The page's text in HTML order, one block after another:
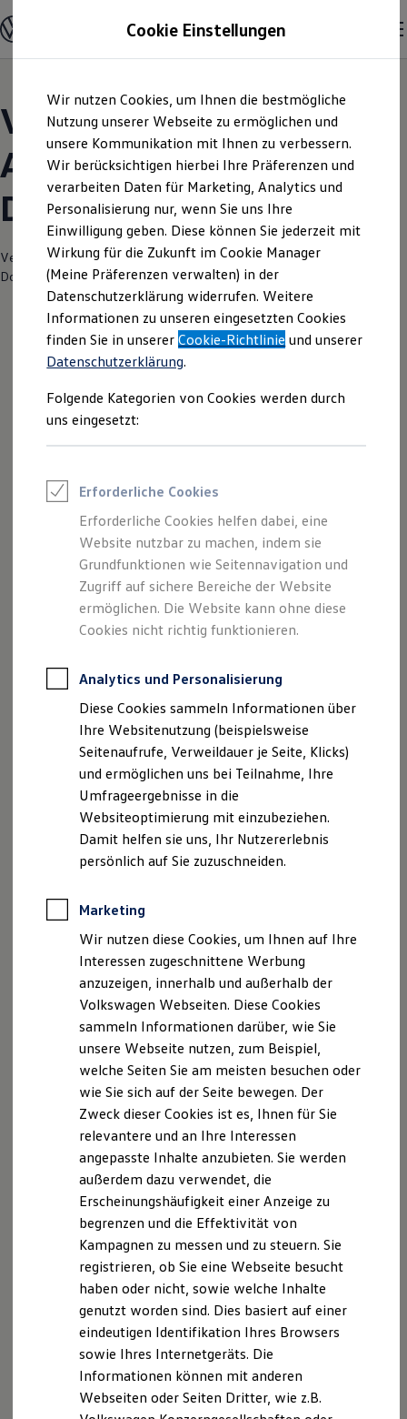
Hauptinhalt
springen
Footer
springen
Modelle und Konfigurator
Konfigurator
Modelle vergleichen
Elektroautos
ENERGY Sondermodelle
Nutzfahrzeuge
SUV und CUV
Familienautos
Kombis
Kompaktwagen
Sportwagen
Schnell verfügbare Fahrzeuge
Angebote und Produkte
Aktuelle Angebote
E-Auto-Förderung
Volkswagen Marktplatz
Die ENERGY Sondermodelle
Junge Gebrauchtwagen und Gebrauchtwagen
Volkswagen Zertifizierte Gebrauchtwagen
Elektromobilität bei Gebrauchtwagen
Saisonangebote
Reifenpakete
Leasing
Leasing-Angebote
Elektroauto Leasing
Kleinwagen-Leasing
Leasing ohne Anzahlung
Finanzierung
Autokredit mit Schlussrate
Versicherungen und Garantien
Kfz-Versicherung
Restschuldversicherungen
Garantien
Professional Class bei Volkswagen
Behörden
Direktkunden
Sonderfahrzeuge
Anpfiff zum Gewinn
Elektromobilität
Elektroautos
ID. Tutorials
Elektrofahrzeugkonzepte
ID. EVERY1
Reichweite
Rekuperation
Laden unterwegs
Laden Zuhause
Ladestationen finden
Ladezeitensimulator
Batterie
Sicherheit
Nachhaltigkeit
Technologie
Kosten und Kauf
Kaufoptionen
E-Auto-Förderung
Software und Konnektivität
Die ID. Software 6
ID. Software Versionen und Updates
Digitale Extras
Schnittstellen zu Ihrem ID.
Hybridautos
Marke und Erlebnis
Volkswagen R und R Experience
R-Modelle
R Experience
Driving Experience
Volkswagen entdecken
Werkbesichtigung
Lifestyle Shop
T-Roc Kollektion
Golf Kollektion
Volkswagen Modelle |
Autowelt Schuler
Donaueschingen
Verantwortlich für die Inhalte auf dieser Seite ist die Autowelt Schuler
Donaueschingen GmbH(Impressum & Rechtliches)
Der Polo
Kompakt, wendig und voller Möglichkeiten.
Entdecken Sie den Polo.
Der neue ID.3 Neo
So geht neu. Klar im Design. Stark im Alltag.
Entdecken Sie jetzt den neuen ID.3 Neo!
Mehr zum ID.3 Neo erfahren
Der T-Cross
Wendig, flexibel, vielseitig. Entdecken Sie den
T‑Cross.
Mehr zum T-Cross erfahren
Cookie Einstellungen
Wir nutzen Cookies, um Ihnen die bestmögliche
Nutzung unserer Webseite zu ermöglichen und
unsere Kommunikation mit Ihnen zu verbessern.
Wir berücksichtigen hierbei Ihre Präferenzen und
verarbeiten Daten für Marketing, Analytics und
Personalisierung nur, wenn Sie uns Ihre
Einwilligung geben. Diese können Sie jederzeit mit
Wirkung für die Zukunft im Cookie Manager
(Meine Präferenzen verwalten) in der
Datenschutzerklärung widerrufen. Weitere
Informationen zu unseren eingesetzten Cookies
finden Sie in unsererCookie-Richtlinie und unserer
Datenschutzerklärung.
Folgende Kategorien von Cookies werden durch
uns eingesetzt:
Erforderliche Cookies
Erforderliche Cookies helfen dabei, eine
Website nutzbar zu machen, indem sie
Grundfunktionen wie Seitennavigation und
Zugriff auf sichere Bereiche der Website
ermöglichen. Die Website kann ohne diese
Cookies nicht richtig funktionieren.
Analytics und Personalisierung
Diese Cookies sammeln Informationen über
Ihre Websitenutzung (beispielsweise
Seitenaufrufe, Verweildauer je Seite, Klicks)
und ermöglichen uns bei Teilnahme, Ihre
Umfrageergebnisse in die
Websiteoptimierung mit einzubeziehen.
Damit helfen sie uns, Ihr Nutzererlebnis
persönlich auf Sie zuzuschneiden.
Marketing
Wir nutzen diese Cookies, um Ihnen auf Ihre
Interessen zugeschnittene Werbung
anzuzeigen, innerhalb und außerhalb der
Volkswagen Webseiten. Diese Cookies
sammeln Informationen darüber, wie Sie
unsere Webseite nutzen, zum Beispiel,
welche Seiten Sie am meisten besuchen oder
wie Sie sich auf der Seite bewegen. Der
Zweck dieser Cookies ist es, Ihnen für Sie
relevantere und an Ihre Interessen
angepasste Inhalte anzubieten. Sie werden
außerdem dazu verwendet, die
Erscheinungshäufigkeit einer Anzeige zu
begrenzen und die Effektivität von
Kampagnen zu messen und zu steuern. Sie
registrieren, ob Sie eine Webseite besucht
haben oder nicht, sowie welche Inhalte
genutzt worden sind. Dies basiert auf einer
eindeutigen Identifikation Ihres Browsers
sowie Ihres Internetgeräts. Die
Informationen können mit anderen
Webseiten oder Seiten Dritter, wie z.B.